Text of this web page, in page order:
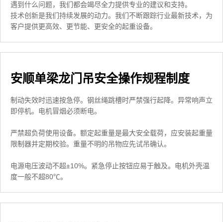
遇到什么问题，我们都会竭尽全力提供专业的建议和支持。
技术创新是我们持续发展的动力。我们不断跟踪行业最新技术，为
客户提供更高效、更节能、更安全的起重设备。
安顺单梁龙门吊安全操作规程制度
制动失效时迅速按急停。钢丝绳跳槽时严禁强行起降。异常响声立
即停机。电机冒烟必须断电。
严禁超负荷使用设备。额定起重量是最大安全载荷，应安装起重量
限制器并定期校验。重量不明的吊物应先试吊确认。
电源电压波动不超±10%。紧急停止按钮应易于触及。电机外壳温
度一般不超80℃。